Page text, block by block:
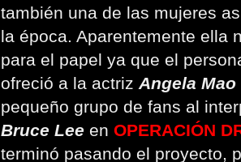
también una de las mujeres
la época. Aparentemente ella
para el papel ya que el
ofreció a la actrizAngela Mao
pequeño grupo de fans al
Bruce Lee en OPERACIÓN
terminó pasando el proyecto,